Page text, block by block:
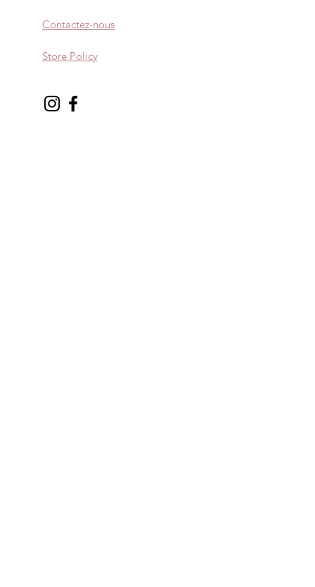
à la main avec de l'eau
Contactez-nous
Store Policy